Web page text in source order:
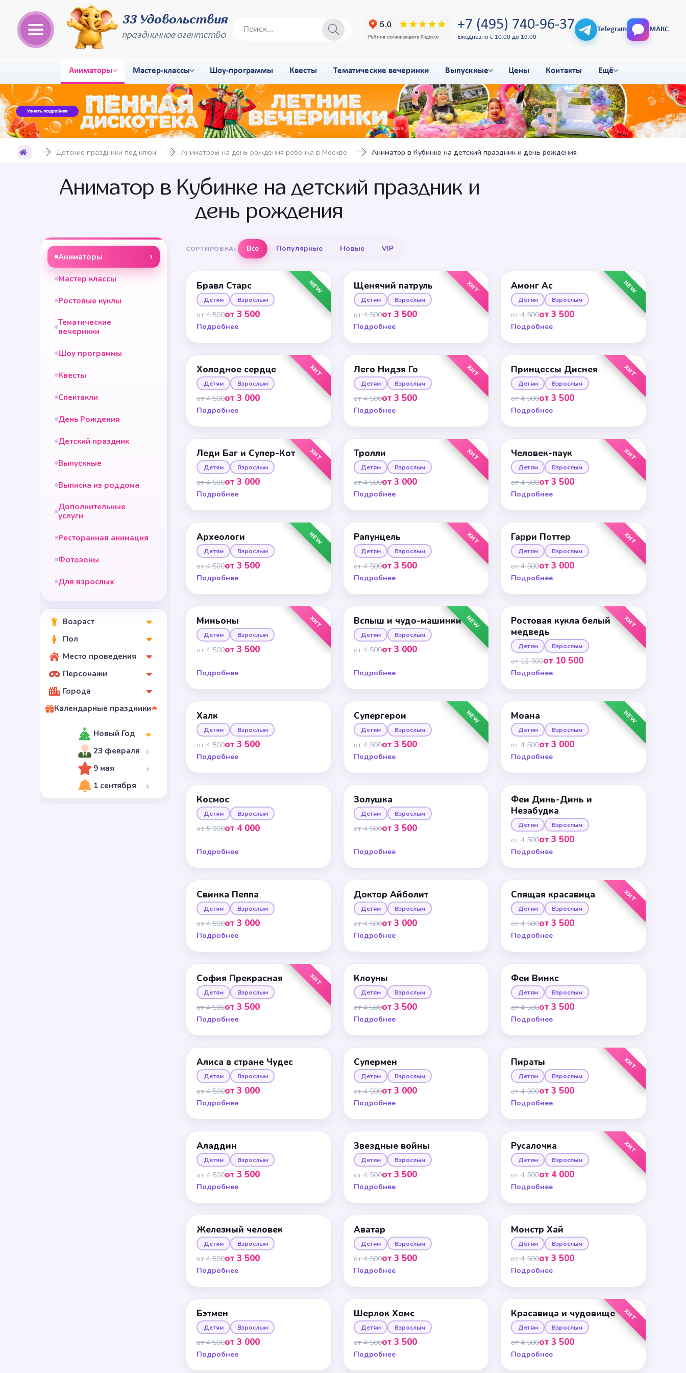
33 Удовольствия
праздничное агентство
+7 (495) 740-96-37
Ежедневно с 10:00 до 19:00
Telegram МАКС
Аниматоры Мастер-классы Шоу-программы Квесты Тематические вечеринки Выпускные Цены Контакты Ещё
Детские праздники под ключ Аниматоры на день рождения ребенка в Москве Аниматор в Кубинке на детский праздник и день рождения
Аниматор в Кубинке на детский праздник и
день рождения
Аниматоры
Мастер классы
Ростовые куклы
Тематические
вечеринки
Шоу программы
Квесты
Спектакли
День Рождения
Детский праздник
Выпускные
Выписка из роддома
Дополнительные
услуги
Ресторанная анимация
Фотозоны
Для взрослых
Возраст
Пол
Место проведения
Персонажи
Города
Календарные праздники
Новый Год
23 февраля
9 мая
1 сентября
СОРТИРОВКА: Все Популярные Новые VIP
NEW
Бравл Старс
Детям Взрослым
от 4 500от 3 500
Подробнее
ХИТ
Щенячий патруль
Детям Взрослым
от 4 500от 3 500
Подробнее
NEW
Амонг Ас
Детям Взрослым
от 4 500от 3 500
Подробнее
ХИТ
Холодное сердце
Детям Взрослым
от 4 500от 3 000
Подробнее
ХИТ
Лего Нидзя Го
Детям Взрослым
от 4 500от 3 500
Подробнее
ХИТ
Принцессы Диснея
Детям Взрослым
от 4 500от 3 500
Подробнее
ХИТ
Леди Баг и Супер-Кот
Детям Взрослым
от 4 500от 3 000
Подробнее
ХИТ
Тролли
Детям Взрослым
от 4 500от 3 000
Подробнее
ХИТ
Человек-паук
Детям Взрослым
от 4 500от 3 500
Подробнее
NEW
Археологи
Детям Взрослым
от 4 500от 3 500
Подробнее
ХИТ
Рапунцель
Детям Взрослым
от 4 500от 3 500
Подробнее
ХИТ
Гарри Поттер
Детям Взрослым
от 4 500от 3 000
Подробнее
ХИТ
Миньоны
Детям Взрослым
от 4 500от 3 500
Подробнее
NEW
Вспыш и чудо-машинки
Детям Взрослым
от 4 500от 3 000
Подробнее
ХИТ
Ростовая кукла белый
медведь
Детям Взрослым
от 12 500от 10 500
Подробнее
Халк
Детям Взрослым
от 4 500от 3 500
Подробнее
NEW
Супергерои
Детям Взрослым
от 4 500от 3 500
Подробнее
NEW
Моана
Детям Взрослым
от 4 500от 3 000
Подробнее
Космос
Детям Взрослым
от 5 000от 4 000
Подробнее
Золушка
Детям Взрослым
от 4 500от 3 500
Подробнее
Феи Динь-Динь и
Незабудка
Детям Взрослым
от 4 500от 3 500
Подробнее
Свинка Пеппа
Детям Взрослым
от 4 500от 3 000
Подробнее
Доктор Айболит
Детям Взрослым
от 4 500от 3 000
Подробнее
ХИТ
Спящая красавица
Детям Взрослым
от 4 500от 3 500
Подробнее
ХИТ
София Прекрасная
Детям Взрослым
от 4 500от 3 500
Подробнее
Клоуны
Детям Взрослым
от 4 500от 3 500
Подробнее
Феи Винкс
Детям Взрослым
от 4 500от 3 500
Подробнее
Алиса в стране Чудес
Детям Взрослым
от 4 500от 3 000
Подробнее
Супермен
Детям Взрослым
от 4 500от 3 000
Подробнее
ХИТ
Пираты
Детям Взрослым
от 4 500от 3 500
Подробнее
Аладдин
Детям Взрослым
от 4 500от 3 500
Подробнее
Звездные войны
Детям Взрослым
от 4 500от 3 500
Подробнее
ХИТ
Русалочка
Детям Взрослым
от 4 500от 4 000
Подробнее
Железный человек
Детям Взрослым
от 4 500от 3 500
Подробнее
Аватар
Детям Взрослым
от 4 500от 3 500
Подробнее
Монстр Хай
Детям Взрослым
от 4 500от 3 500
Подробнее
Бэтмен
Детям Взрослым
от 4 500от 3 000
Подробнее
Шерлок Хомс
Детям Взрослым
от 4 500от 3 500
Подробнее
ХИТ
Красавица и чудовище
Детям Взрослым
от 4 500от 3 500
Подробнее